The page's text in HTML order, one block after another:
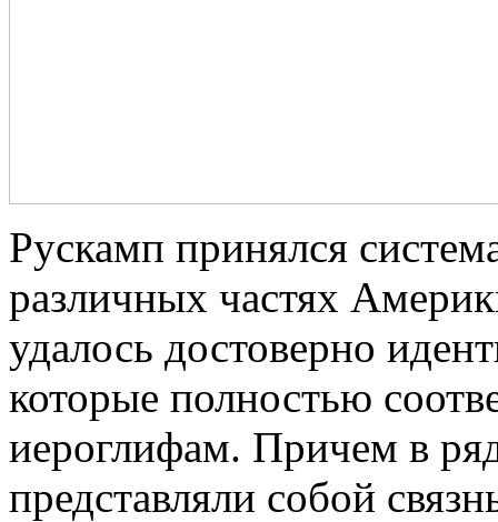
Рускамп принялся
различных частях
удалось достоверно
которые полностью
иероглифам. Причем в
представляли собой